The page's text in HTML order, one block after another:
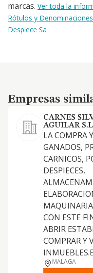
marcas. Ver toda la
Rótulos y
Despiece Sa
Empresas similares
Empresas
CARNES
AGUILAR
LA COMPRA
GANADOS,
CARNICOS,
DESPIECES,
CON ESTE
ABRIR
COMPRAR Y
MALAGA